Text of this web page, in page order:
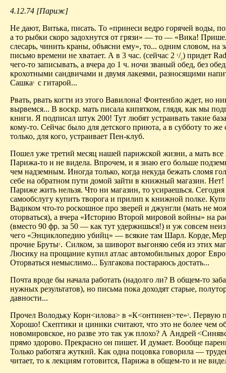
4.12.74 [Париж]
Не дают, Витька, писать. То «принеси ведро горячей воды,
а то рыбки скоро задохнутся от грязи» — то — «Вика!
слесарь, чинить краны, объясни ему», то... одним словом, на
письмо времени не хватает. А в 3 час. (сейчас 2
1/2) придет
чего-то записывать, а вчера до 1 ч. ночи званый обед, без
крохотными сандвичами и двумя лакеями, разносящими
Сашка 1
с гитарой...
Рвать, рвать когти из этого Вавилона! Фонтенбло ждет, но
вырвемся... В воскр. мать писала кипятком, глядя, как мы
книги. Я подписал штук 200! Тут любят устраивать такие
кому-то. Сейчас было для детского приюта, а в субботу то же
только, для кого, устраивает Пен-клуб.
Пошел уже третий месяц нашей парижской жизни, а мать все
Парижа-то и не видела. Впрочем, и я знаю его больше
чем надземным. Иногда только, когда некуда бежать сломя
себе на обратном пути домой зайти в книжный магазин. Нет!
Париже жить нельзя. Что ни магазин, то усираешься.
самообслугу купить творога и прилип к книжной полке.
Вадиком что-то роскошное про зверей и джунгли (мать не
оторваться), а вчера «Историю Второй мировой войны» на
(вместо 90 фр. за 50 — как тут удержишься!) и уж совсем
чего «Энциклопедию убийц» — всякие там Шарл. Корде,
прочие Бруты2 . Силком, за шиворот выгоняю себя из этих
Люсику на прощание купил атлас автомобильных дорог
Оторваться немыслимо... Булгакова постараюсь достать...
Почта вроде бы начала работать (надолго ли? В общем-то
нужных результатов), но письма пока доходят старые,
давности...
Прочел Володьку Корн<илова> в «К<онтинен>те»3. Первую
Хорошо! Скептики и циники считают, что это не более чем
новомировское, но разве это так уж плохо? А Андрей
прямо здорово. Прекрасно он пишет. И думает. Вообще
Только работяга жуткий. Как одна поцовка говорила —
читает, то к лекциям готовится, Парижа в общем-то и не